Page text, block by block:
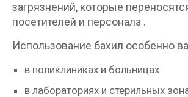
загрязнений, которые
посетителей и персонала .
Использование бахил особенно
в поликлиниках и больницах
в лабораториях и стерильных